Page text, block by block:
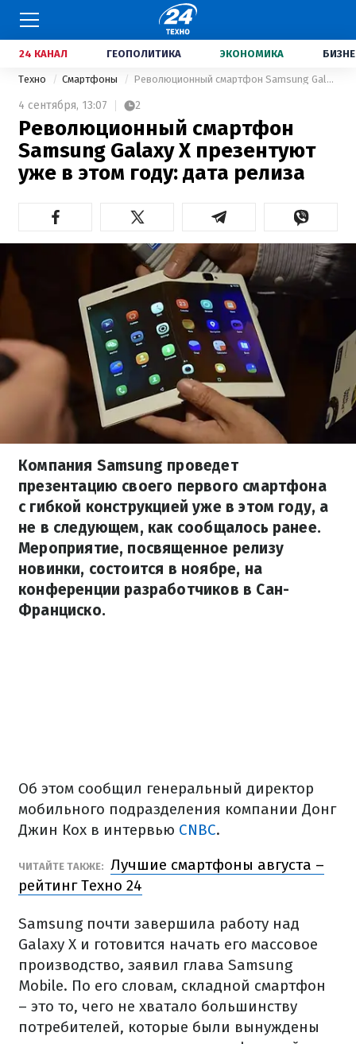
24 КАНАЛ ГЕОПОЛИТИКА ЭКОНОМИКА
Техно Смартфоны Революционный смартфон Samsung Galaxy X презентуют уже в этом году: дата релиза
4 сентября, 13:07 2
Революционный смартфон
Samsung Galaxy X презентуют
уже в этом году: дата релиза
Компания Samsung проведет
презентацию своего первого смартфона
с гибкой конструкцией уже в этом году, а
не в следующем, как сообщалось ранее.
Мероприятие, посвященное релизу
новинки, состоится в ноябре, на
конференции разработчиков в Сан-
Франциско.
Об этом сообщил генеральный директор
мобильного подразделения компании Донг
Джин Кох в интервью CNBC.
ЧИТАЙТЕ ТАКЖЕ: Лучшие смартфоны августа –
рейтинг Техно 24
Samsung почти завершила работу над
Galaxy X и готовится начать его массовое
производство, заявил глава Samsung
Mobile. По его словам, складной смартфон
– это то, чего не хватало большинству
потребителей, которые были вынуждены